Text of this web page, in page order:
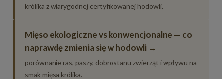
królika z wiarygodnej certyfikowanej hodowli.
Mięso ekologiczne vs konwencjonalne — co
naprawdę zmienia się w hodowli →
porównanie ras, paszy, dobrostanu zwierząt i wpływu na
smak mięsa królika.